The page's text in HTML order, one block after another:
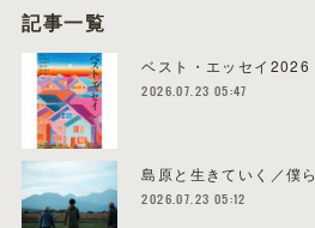
記事一覧
ベスト・エッセイ2026
2026.07.23 05:47
島原と生きていく／僕
2026.07.23 05:12